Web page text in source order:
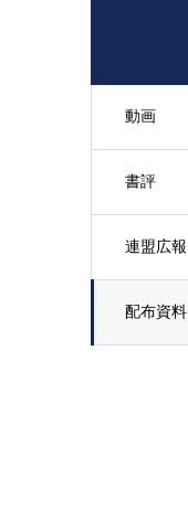
動画
書評
連盟広報
配布資料